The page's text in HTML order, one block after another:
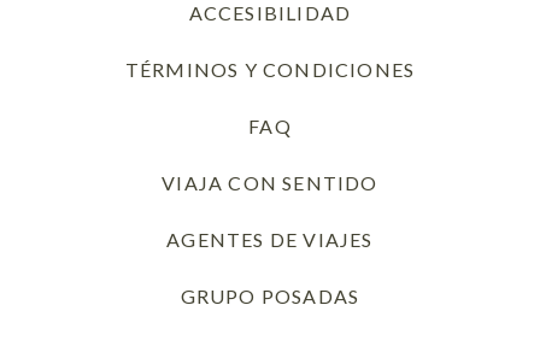
ACCESIBILIDAD
TÉRMINOS Y CONDICIONES
FAQ
VIAJA CON SENTIDO
AGENTES DE VIAJES
GRUPO POSADAS